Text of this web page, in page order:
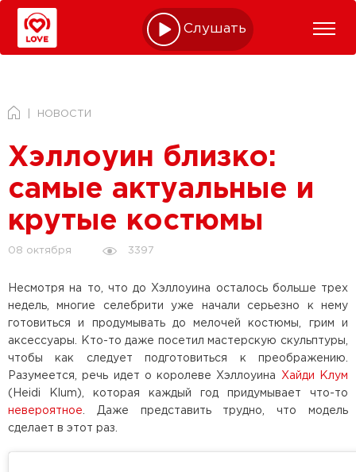
Слушать online
НОВОСТИ
Хэллоуин близко:
самые актуальные и
крутые костюмы
08 октября 3397
Несмотря на то, что до Хэллоуина осталось больше трех
недель, многие селебрити уже начали серьезно к нему
готовиться и продумывать до мелочей костюмы, грим и
аксессуары. Кто-то даже посетил мастерскую скульптуры,
чтобы как следует подготовиться к преображению.
Разумеется, речь идет о королеве Хэллоуина
Хайди Клум
(Heidi Klum), которая каждый год придумывает что-то
невероятное . Даже представить трудно, что модель
сделает в этот раз.